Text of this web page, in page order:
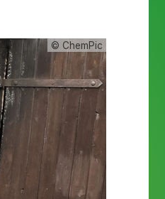
© ChemPic